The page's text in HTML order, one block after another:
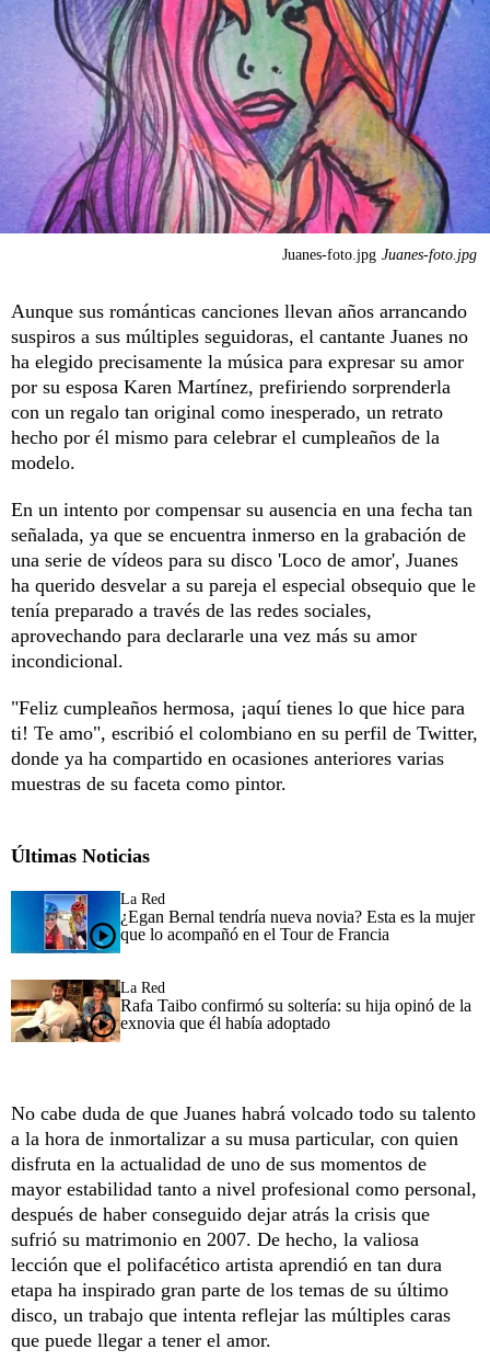
Juanes-foto.jpg Juanes-foto.jpg
Aunque sus románticas canciones llevan años arrancando
suspiros a sus múltiples seguidoras, el cantante Juanes no
ha elegido precisamente la música para expresar su amor
por su esposa Karen Martínez, prefiriendo sorprenderla
con un regalo tan original como inesperado, un retrato
hecho por él mismo para celebrar el cumpleaños de la
modelo.
En un intento por compensar su ausencia en una fecha tan
señalada, ya que se encuentra inmerso en la grabación de
una serie de vídeos para su disco 'Loco de amor', Juanes
ha querido desvelar a su pareja el especial obsequio que le
tenía preparado a través de las redes sociales,
aprovechando para declararle una vez más su amor
incondicional.
"Feliz cumpleaños hermosa, ¡aquí tienes lo que hice para
ti! Te amo", escribió el colombiano en su perfil de Twitter,
donde ya ha compartido en ocasiones anteriores varias
muestras de su faceta como pintor.
Últimas Noticias
La Red
¿Egan Bernal tendría nueva novia? Esta es la mujer
que lo acompañó en el Tour de Francia
La Red
Rafa Taibo confirmó su soltería: su hija opinó de la
exnovia que él había adoptado
No cabe duda de que Juanes habrá volcado todo su talento
a la hora de inmortalizar a su musa particular, con quien
disfruta en la actualidad de uno de sus momentos de
mayor estabilidad tanto a nivel profesional como personal,
después de haber conseguido dejar atrás la crisis que
sufrió su matrimonio en 2007. De hecho, la valiosa
lección que el polifacético artista aprendió en tan dura
etapa ha inspirado gran parte de los temas de su último
disco, un trabajo que intenta reflejar las múltiples caras
que puede llegar a tener el amor.